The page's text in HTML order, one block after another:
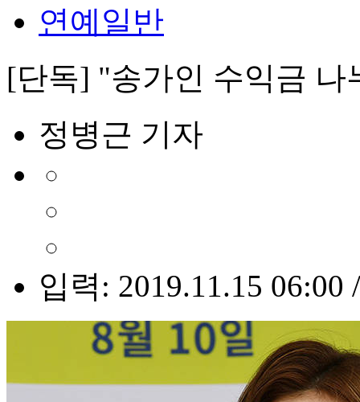
연예일반
[단독] "송가인 수익금
정병근 기자
입력: 2019.11.15 06:00